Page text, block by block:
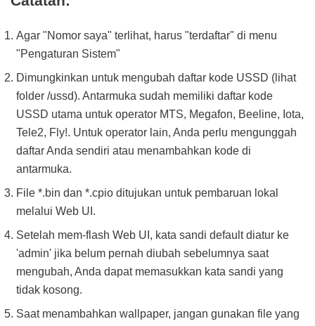
Agar "Nomor saya" terlihat, harus "terdaftar" di menu
"Pengaturan Sistem"
Dimungkinkan untuk mengubah daftar kode USSD (lihat
folder /ussd). Antarmuka sudah memiliki daftar kode
USSD utama untuk operator MTS, Megafon, Beeline, Iota,
Tele2, Fly!. Untuk operator lain, Anda perlu mengunggah
daftar Anda sendiri atau menambahkan kode di
antarmuka.
File *.bin dan *.cpio ditujukan untuk pembaruan lokal
melalui Web UI.
Setelah mem-flash Web UI, kata sandi default diatur ke
'admin' jika belum pernah diubah sebelumnya saat
mengubah, Anda dapat memasukkan kata sandi yang
tidak kosong.
Saat menambahkan wallpaper, jangan gunakan file yang